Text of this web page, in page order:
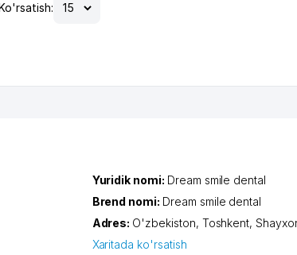
Yuridik nomi: Dream smile dental
Brend nomi: Dream smile dental
Adres: O'zbekiston, Toshkent,
Xaritada ko'rsatish